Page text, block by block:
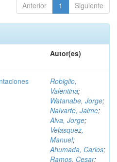
Anterior 1 Siguiente
Autor(es)
Robiglio,
Valentina;
Watanabe, Jorge;
Nalvarte, Jaime;
Alva, Jorge;
Velasquez,
Manuel;
Ahumada, Carlos;
Ramos, Cesar;